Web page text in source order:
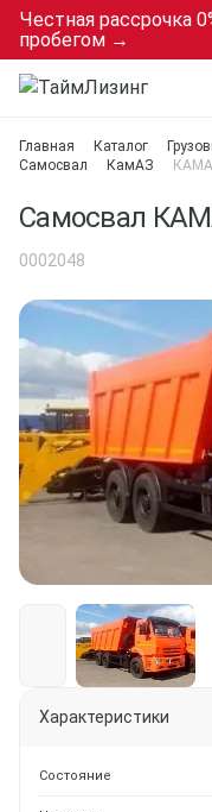
Честная рассрочка
пробегом →
Главная Каталог
Самосвал
КамАЗ
Самосвал
0002048
Характеристики
Состояние